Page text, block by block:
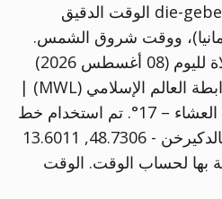
يظهر موقع die-gebetszeiten.de الوقت الدقيق
ووقت شروق الشمس.
طريقة حساب وقت الصلاة لليوم (08 أغسطس 2026)
رابطة العالم الإسلامي (MWL) |
. تم استخدام خط
الطول والعرض للمدينة فالدكيرخن - 48.7306, 13.6011
بها لحساب الوقت. الوقت